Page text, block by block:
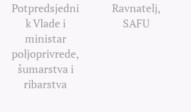
Potpredsjedni
k Vlade i
ministar
poljoprivrede,
šumarstva i
ribarstva
Ravnatelj,
SAFU